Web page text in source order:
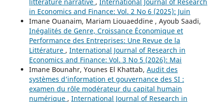
in Economics and Finance: Vol. 2 No 6 (2025): Juin
Imane Ouanaim, Mariam Liouaeddine , Ayoub Saadi,
Inégalités de Genre, Croissance Économique et
Performance des Entreprises: Une Revue de la
Littérature , International Journal of Research in
Economics and Finance: Vol. 3 No 5 (2026): Mai
Imane Bounahr, Younes El Khattab, Audit des
systèmes d’information et gouvernance des SI :
examen du rôle modérateur du capital humain
numérique , International Journal of Research in